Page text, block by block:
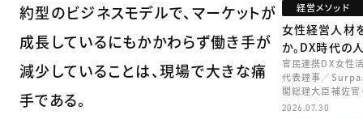
約型のビジネスモデルで、マーケットが
成長しているにもかかわらず働き手が
減少していることは、現場で大きな痛
手である。
経営メソッド
女性経営人材
か。DX時代の
官民連携DX女性
代表理事／
閣総理大臣補佐官
矢田 稚子
2026.07.30